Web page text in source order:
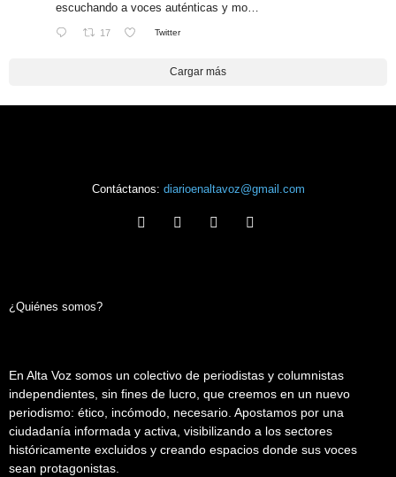
escuchando a voces auténticas y mo…
17 Twitter
Cargar más
Contáctanos: diarioenaltavoz@gmail.com
¿Quiénes somos?
En Alta Voz somos un colectivo de periodistas y columnistas
independientes, sin fines de lucro, que creemos en un nuevo
periodismo: ético, incómodo, necesario. Apostamos por una
ciudadanía informada y activa, visibilizando a los sectores
históricamente excluidos y creando espacios donde sus voces
sean protagonistas.